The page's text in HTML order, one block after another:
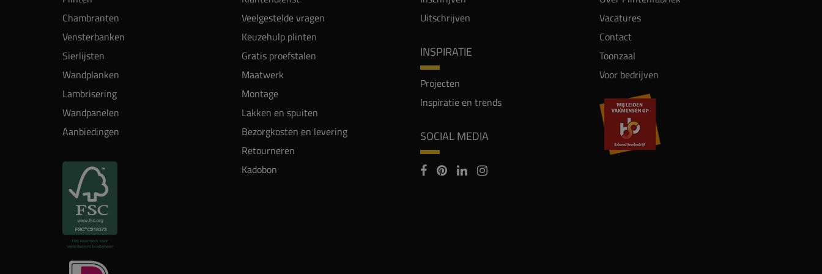
Chambranten
Vensterbanken
Sierlijsten
Wandplanken
Lambrisering
Wandpanelen
Aanbiedingen
Veelgestelde vragen
Keuzehulp plinten
Gratis proefstalen
Maatwerk
Montage
Lakken en spuiten
Bezorgkosten en levering
Retourneren
Kadobon
Uitschrijven
INSPIRATIE
Projecten
Inspiratie en trends
SOCIAL MEDIA
Vacatures
Contact
Toonzaal
Voor bedrijven